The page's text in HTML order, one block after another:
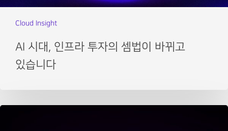
Cloud Insight
AI 시대, 인프라 투자의 셈법이 바뀌고
있습니다